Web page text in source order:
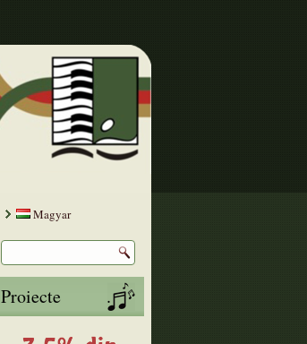
Magyar
Proiecte